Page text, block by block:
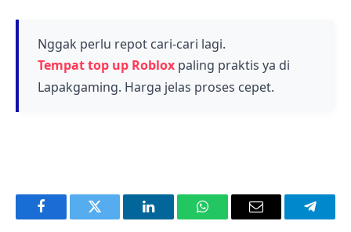
kesempatan mendapatkan hadiah gratis.
Nggak perlu repot cari-cari lagi.
Tempat top up Roblox paling praktis ya di
Lapakgaming. Harga jelas proses cepet.
FacebookTwitter LinkedInWhatsAppEmail